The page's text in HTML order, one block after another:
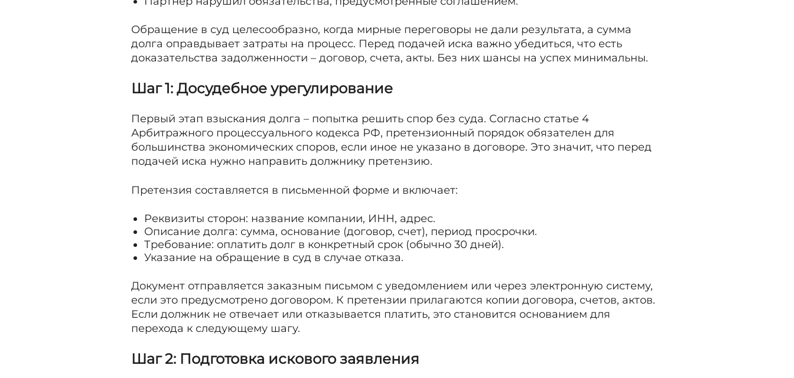
Обращение в суд целесообразно, когда мирные переговоры не дали результата, а сумма
долга оправдывает затраты на процесс. Перед подачей иска важно убедиться, что есть
доказательства задолженности – договор, счета, акты. Без них шансы на успех минимальны.
Шаг 1: Досудебное урегулирование
Первый этап взыскания долга – попытка решить спор без суда. Согласно статье 4
Арбитражного процессуального кодекса РФ, претензионный порядок обязателен для
большинства экономических споров, если иное не указано в договоре. Это значит, что перед
подачей иска нужно направить должнику претензию.
Претензия составляется в письменной форме и включает:
Реквизиты сторон: название компании, ИНН, адрес.
Описание долга: сумма, основание (договор, счет), период просрочки.
Требование: оплатить долг в конкретный срок (обычно 30 дней).
Указание на обращение в суд в случае отказа.
Документ отправляется заказным письмом с уведомлением или через электронную систему,
если это предусмотрено договором. К претензии прилагаются копии договора, счетов, актов.
Если должник не отвечает или отказывается платить, это становится основанием для
перехода к следующему шагу.
Шаг 2: Подготовка искового заявления